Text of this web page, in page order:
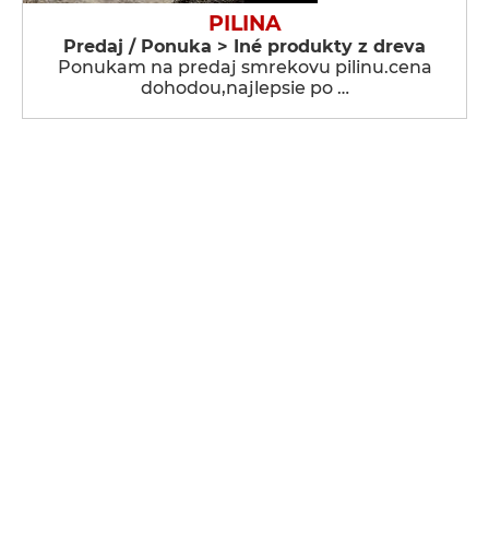
PILINA
Predaj / Ponuka > Iné produkty z dreva
Ponukam na predaj smrekovu pilinu.cena
dohodou,najlepsie po …